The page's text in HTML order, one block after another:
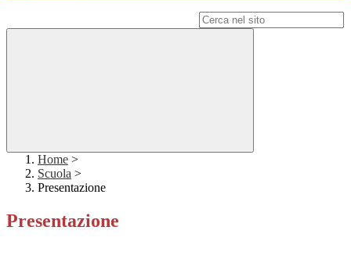
Home >
Scuola >
Presentazione
Presentazione